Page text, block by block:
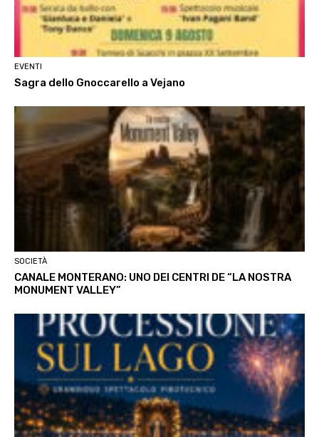
EVENTI
Sagra dello Gnoccarello a Vejano
SOCIETÀ
CANALE MONTERANO: UNO DEI CENTRI DE “LA NOSTRA
MONUMENT VALLEY”